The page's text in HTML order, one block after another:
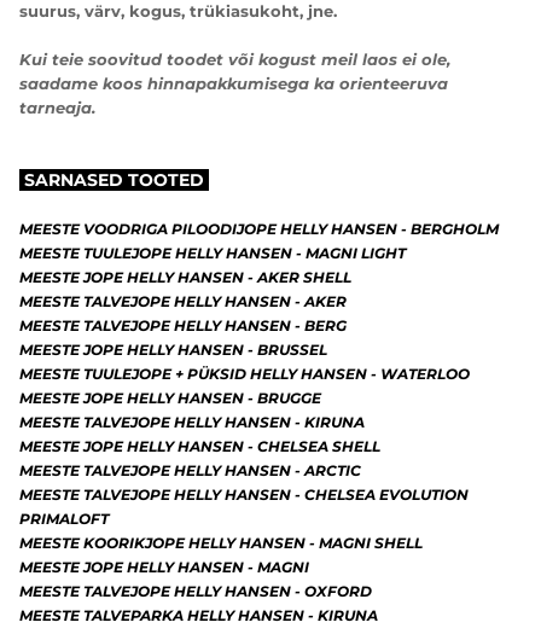
suurus, värv, kogus, trükiasukoht, jne.
Kui teie soovitud toodet või kogust meil laos ei ole,
saadame koos hinnapakkumisega ka orienteeruva
tarneaja.
SARNASED TOOTED
MEESTE VOODRIGA PILOODIJOPE HELLY HANSEN - BERGHOLM
MEESTE TUULEJOPE HELLY HANSEN - MAGNI LIGHT
MEESTE JOPE HELLY HANSEN - AKER SHELL
MEESTE TALVEJOPE HELLY HANSEN - AKER
MEESTE TALVEJOPE HELLY HANSEN - BERG
MEESTE JOPE HELLY HANSEN - BRUSSEL
MEESTE TUULEJOPE + PÜKSID HELLY HANSEN - WATERLOO
MEESTE JOPE HELLY HANSEN - BRUGGE
MEESTE TALVEJOPE HELLY HANSEN - KIRUNA
MEESTE JOPE HELLY HANSEN - CHELSEA SHELL
MEESTE TALVEJOPE HELLY HANSEN - ARCTIC
MEESTE TALVEJOPE HELLY HANSEN - CHELSEA EVOLUTION
PRIMALOFT
MEESTE KOORIKJOPE HELLY HANSEN - MAGNI SHELL
MEESTE JOPE HELLY HANSEN - MAGNI
MEESTE TALVEJOPE HELLY HANSEN - OXFORD
MEESTE TALVEPARKA HELLY HANSEN - KIRUNA